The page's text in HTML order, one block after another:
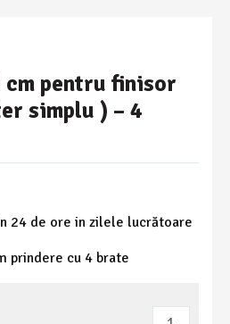
pentru finisor
simplu ) – 4
24 de ore in zilele lucrătoare
prindere cu 4 brate
Cantitate